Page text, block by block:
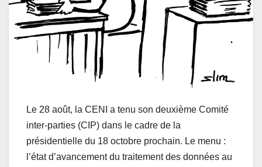
Le 28 août, la CENI a tenu son deuxième Comité
inter-parties (CIP) dans le cadre de la
présidentielle du 18 octobre prochain. Le menu :
l’état d’avancement du traitement des données au